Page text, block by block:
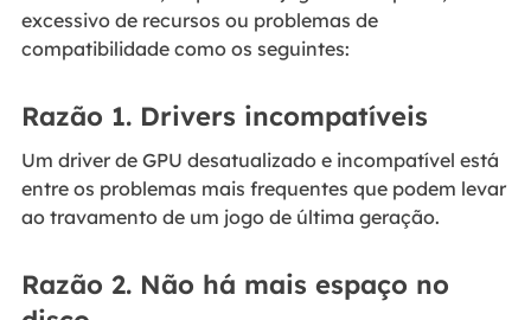
excessivo de recursos ou problemas de
compatibilidade como os seguintes:
Razão 1. Drivers incompatíveis
Um driver de GPU desatualizado e incompatível está
entre os problemas mais frequentes que podem levar
ao travamento de um jogo de última geração.
Razão 2. Não há mais espaço no